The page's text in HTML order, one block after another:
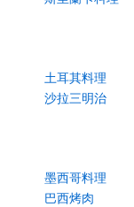
土耳其料理
沙拉三明治
墨西哥料理
巴西烤肉